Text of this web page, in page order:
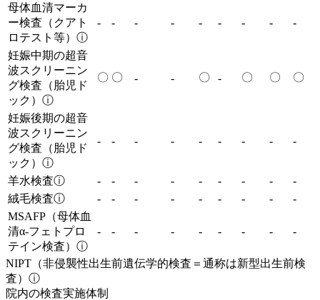
母体血清マーカ
ー検査（クアト
ロテスト等） ⓘ
- - - - - - - - -
妊娠中期の超音
波スクリーニン
グ検査（胎児ド
ック） ⓘ
〇 〇 - - 〇 - 〇 〇 〇
妊娠後期の超音
波スクリーニン
グ検査（胎児ド
ック） ⓘ
- - - - - - - - -
羊水検査ⓘ - - - - - - - -
-
絨毛検査ⓘ - - - - - - - -
-
MSAFP（母体血
清α-フェトプロ
テイン検査） ⓘ
- - - - - - - - -
NIPT（非侵襲性出生前遺伝学的検査＝通称は新型出生前検
査） ⓘ
院内の検査実施体制